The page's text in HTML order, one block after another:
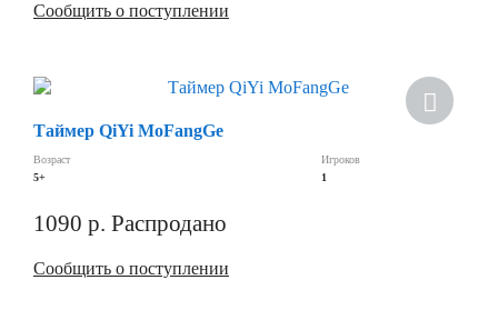
Сообщить о поступлении
Таймер QiYi MoFangGe
Возраст
5+
Игроков
1
1090 р. Распродано
Сообщить о поступлении